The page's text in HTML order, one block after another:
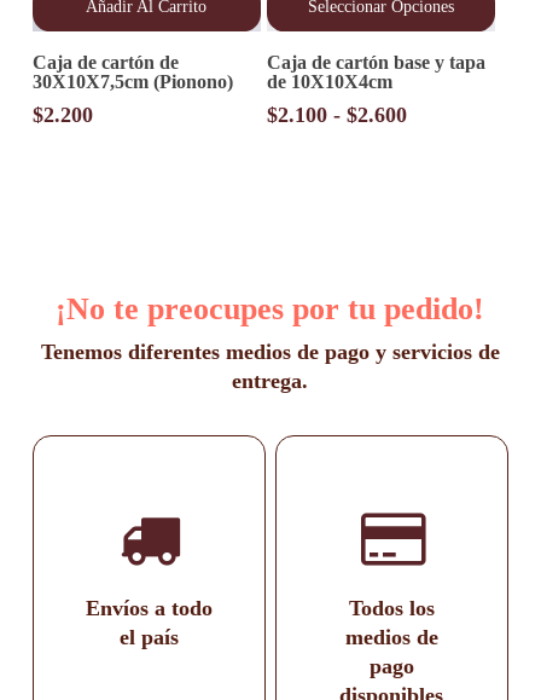
Añadir Al Carrito
Caja de cartón de
30X10X7,5cm (Pionono)
$2.200
Seleccionar Opciones
producto
tiene
múltiples
variantes.
página
de
producto
Caja de cartón base y tapa
de 10X10X4cm
$2.100 - $2.600Rango
¡No te preocupes por tu pedido!
Tenemos diferentes medios de pago y servicios de
entrega.
Envíos a todo
el país
Todos los
medios de
pago
disponibles